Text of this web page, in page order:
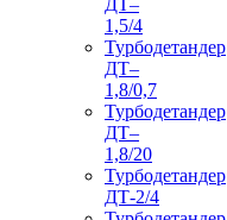
1,5/4
Турбодетандер
ДТ–
1,8/0,7
Турбодетандер
ДТ–
1,8/20
Турбодетандер
ДТ-2/4